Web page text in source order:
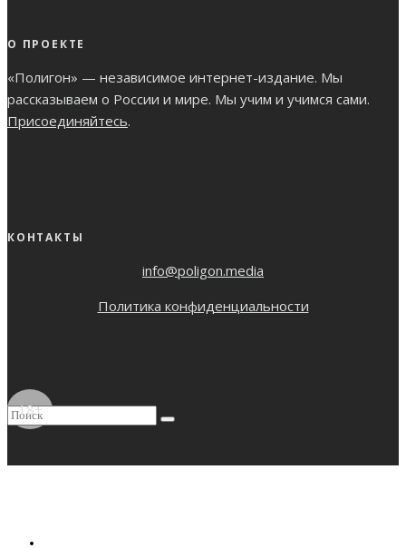
О ПРОЕКТЕ
«Полигон» — независимое интернет-издание. Мы
рассказываем о России и мире. Мы учим и учимся сами.
Присоединяйтесь.
КОНТАКТЫ
info@poligon.media
Политика конфиденциальности
18+